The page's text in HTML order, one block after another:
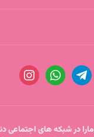
مارا در شبکه های اجتماعی